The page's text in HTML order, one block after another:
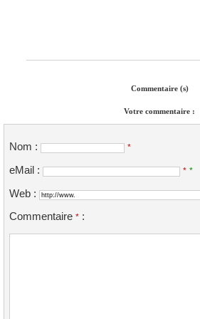
Commentaire (s)
Votre commentaire :
Nom : *
eMail : * *
Web :
Commentaire * :